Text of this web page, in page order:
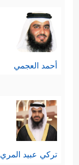
أحمد العجمي
تركي عبيد المري